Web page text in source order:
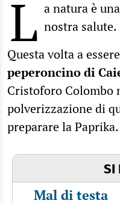
L a natura è
nostra salute.
Questa volta a
peperoncino di
Cristoforo Colombo
polverizzazione di
preparare la Paprika.
SI
Mal di testa